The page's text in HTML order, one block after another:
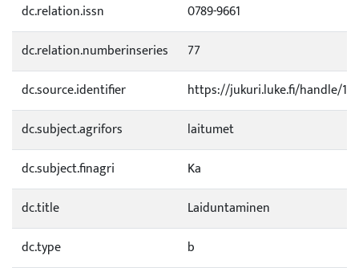
dc.relation.issn
0789-9661
dc.relation.numberinseries
77
dc.source.identifier
https://jukuri.luke.fi/handle/
dc.subject.agrifors
laitumet
dc.subject.finagri
Ka
dc.title
Laiduntaminen
dc.type
b